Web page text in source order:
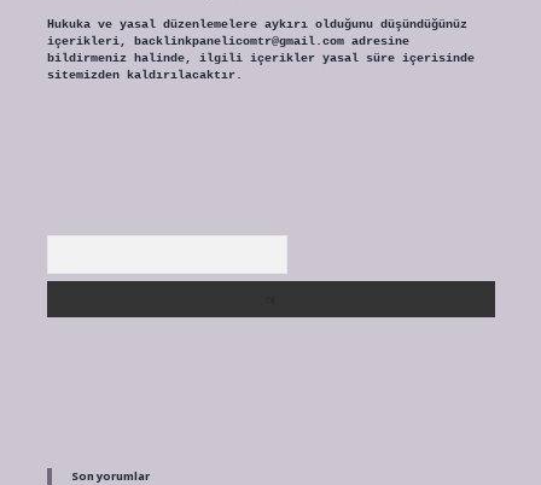
Hukuka ve yasal düzenlemelere aykırı olduğunu düşündüğünüz
içerikleri, backlinkpanelicomtr@gmail.comadresine
bildirmeniz halinde, ilgili içerikler yasal süre içerisinde
sitemizden kaldırılacaktır.
Son yorumlar